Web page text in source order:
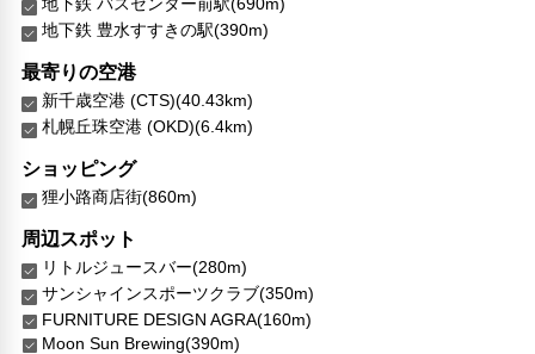
地下鉄 豊水すすきの駅(390m)
最寄りの空港
新千歳空港 (CTS)(40.43km)
札幌丘珠空港 (OKD)(6.4km)
ショッピング
狸小路商店街(860m)
周辺スポット
リトルジュースバー(280m)
サンシャインスポーツクラブ(350m)
FURNITURE DESIGN AGRA(160m)
Moon Sun Brewing(390m)